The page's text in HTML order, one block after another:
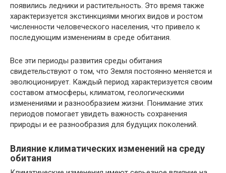
появились ледники и растительность. Это время также
характеризуется экстинкциями многих видов и ростом
численности человеческого населения, что привело к
последующим изменениям в среде обитания.
Все эти периоды развития среды обитания
свидетельствуют о том, что Земля постоянно меняется и
эволюционирует. Каждый период характеризуется своим
составом атмосферы, климатом, геологическими
изменениями и разнообразием жизни. Понимание этих
периодов помогает увидеть важность сохранения
природы и ее разнообразия для будущих поколений.
Влияние климатических изменений на среду
обитания